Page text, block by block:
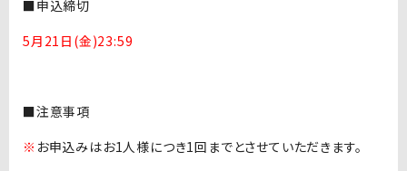
■申込締切
5月21日(金)23:59
■注意事項
※ お申込みはお1人様につき1回までとさせていただきます。